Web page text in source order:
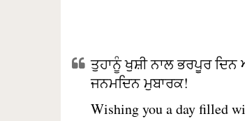
ਤੁਹਾਨੂੰ ਖੁਸ਼ੀ ਨਾਲ ਭਰਪੂਰ
ਜਨਮਦਿਨ ਮੁਬਾਰਕ!
Wishing you a day filled